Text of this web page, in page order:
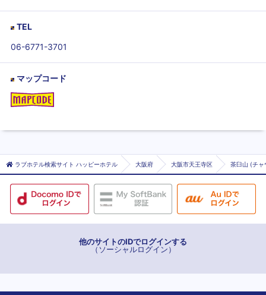
TEL
06-6771-3701
マップコード
ラブホテル検索サイト ハッピーホテル 大阪府 大阪市天王寺区 茶臼山 (チャ
他のサイトのIDでログインする
（ソーシャルログイン）